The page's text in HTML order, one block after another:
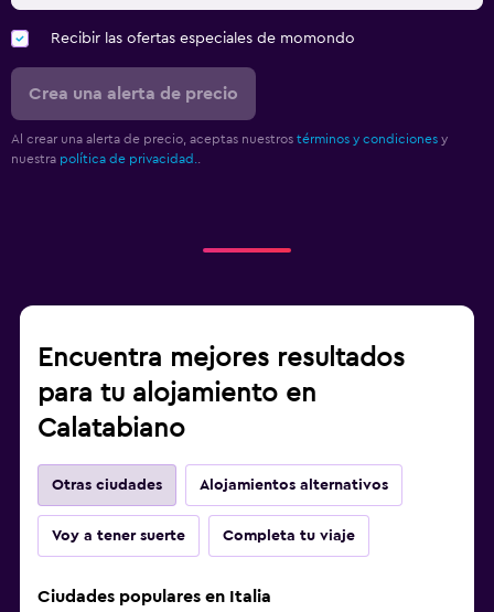
Recibir las ofertas especiales de momondo
Crea una alerta de precio
Al crear una alerta de precio, aceptas nuestros términos y condiciones y
nuestra política de privacidad.
Encuentra mejores resultados
para tu alojamiento en
Calatabiano
Otras ciudades Alojamientos alternativos
Voy a tener suerte Completa tu viaje
Ciudades populares en Italia